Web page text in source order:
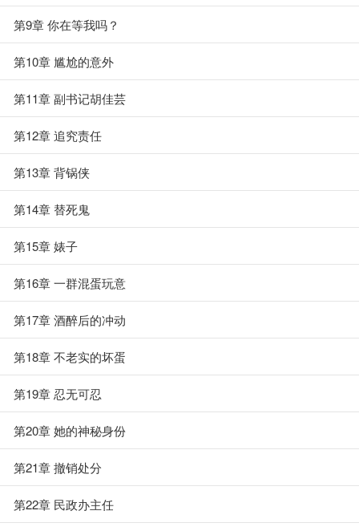
第9章 你在等我吗？
第10章 尴尬的意外
第11章 副书记胡佳芸
第12章 追究责任
第13章 背锅侠
第14章 替死鬼
第15章 婊子
第16章 一群混蛋玩意
第17章 酒醉后的冲动
第18章 不老实的坏蛋
第19章 忍无可忍
第20章 她的神秘身份
第21章 撤销处分
第22章 民政办主任